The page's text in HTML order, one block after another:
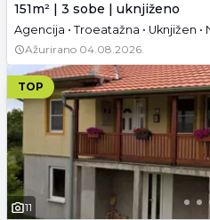
151m² | 3 sobe | uknjiženo
Ažurirano 04.08.2026.
TOP
11